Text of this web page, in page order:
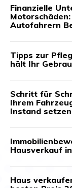
Finanzielle
Autofahrern
Tipps zur
hält Ihr
Schritt für
Ihrem
Instand setzen
Hausverkauf
Haus